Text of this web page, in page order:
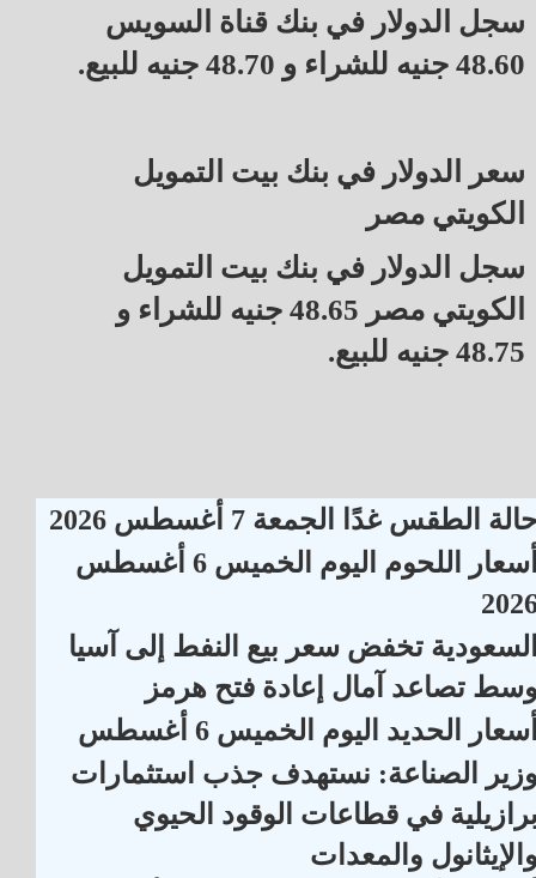
سجل الدولار في بنك قناة السويس
48.60 جنيه للشراء و 48.70 جنيه للبيع.
سعر الدولار في بنك بيت التمويل
الكويتي مصر
سجل الدولار في بنك بيت التمويل
الكويتي مصر 48.65 جنيه للشراء و
48.75 جنيه للبيع.
الطقس غدًا الجمعة 7 أغسطس 2026
أسعار اللحوم اليوم الخميس 6 أغسطس
تخفض سعر بيع النفط إلى آسيا
تصاعد آمال إعادة فتح هرمز
الحديد اليوم الخميس 6 أغسطس
الصناعة: نستهدف جذب استثمارات
في قطاعات الوقود الحيوي
والمعدات